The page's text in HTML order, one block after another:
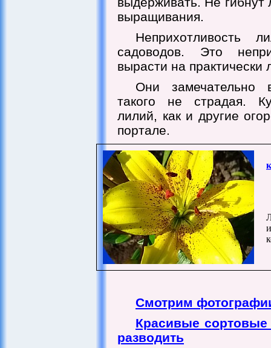
выращивания.
Неприхотливость
садоводов. Это
вырасти на практически
Они замечательно
такого не страдая.
лилий, как и другие
портале.
Смотрим
Красивые
разводить